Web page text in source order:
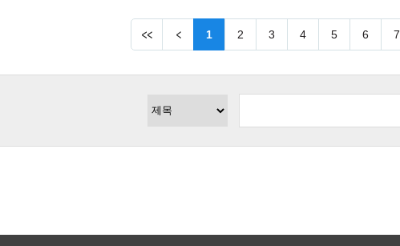
1 2 3 4 5 6 7